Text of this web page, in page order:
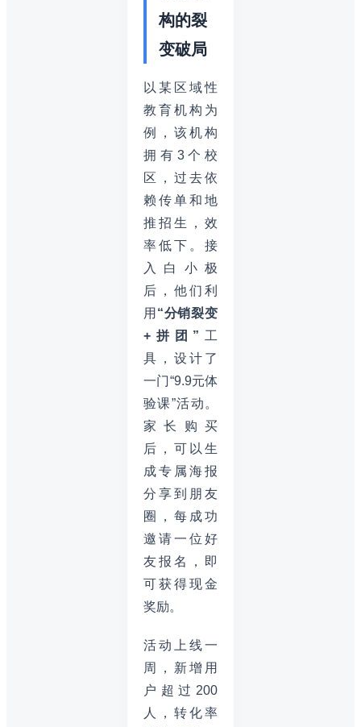
构的裂
变破局
以某区域性
教育机构为
例，该机构
拥有3个校
区，过去依
赖传单和地
推招生，效
率低下。接
入白小极
后，他们利
用 “分销裂变
+拼团” 工
具，设计了
一门“9.9元体
验课”活动。
家长购买
后，可以生
成专属海报
分享到朋友
圈，每成功
邀请一位好
友报名，即
可获得现金
奖励。
活动上线一
周，新增用
户超过200
人，转化率